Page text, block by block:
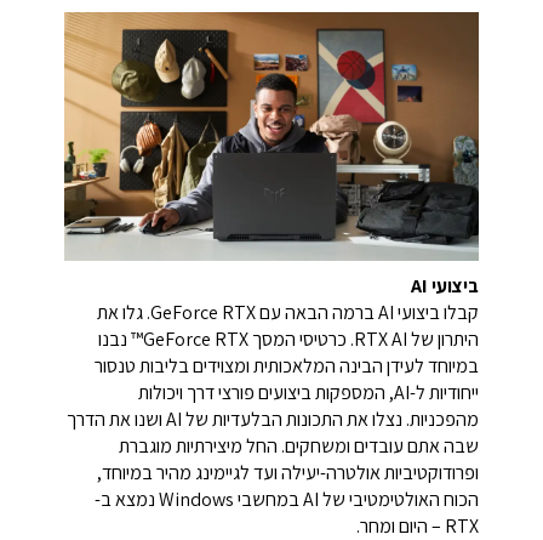
ביצועי AI
קבלו ביצועי AI ברמה הבאה עם GeForce RTX. גלו את
היתרון של RTX AI. כרטיסי המסך GeForce RTX™ נבנו
במיוחד לעידן הבינה המלאכותית ומצוידים בליבות טנסור
ייחודיות ל-AI, המספקות ביצועים פורצי דרך ויכולות
מהפכניות. נצלו את התכונות הבלעדיות של AI ושנו את הדרך
שבה אתם עובדים ומשחקים. החל מיצירתיות מוגברת
ופרודוקטיביות אולטרה-יעילה ועד לגיימינג מהיר במיוחד,
הכוח האולטימטיבי של AI במחשבי Windows נמצא ב-
RTX – היום ומחר.